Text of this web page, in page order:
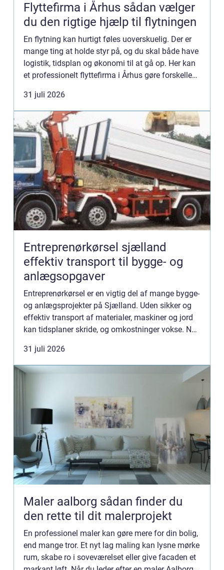
Flyttefirma i Århus sådan vælger
du den rigtige hjælp til flytningen
En flytning kan hurtigt føles uoverskuelig. Der er
mange ting at holde styr på, og du skal både have
logistik, tidsplan og økonomi til at gå op. Her kan
et professionelt flyttefirma i Århus gøre forskellen
31 juli 2026
Entreprenørkørsel sjælland
effektiv transport til bygge- og
anlægsopgaver
Entreprenørkørsel er en vigtig del af mange bygge-
og anlægsprojekter på Sjælland. Uden sikker og
effektiv transport af materialer, maskiner og jord
kan tidsplaner skride, og omkostninger vokse. Når
Entreprenørkørse...
31 juli 2026
Maler aalborg sådan finder du
den rette til dit malerprojekt
En professionel maler kan gøre mere for din bolig,
end mange tror. Et nyt lag maling kan lysne mørke
rum, skabe ro i soveværelset eller give facaden et